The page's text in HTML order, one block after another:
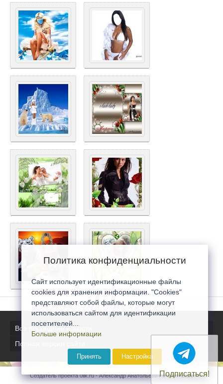
Все последние новости
Полная версия сайта
Создатель проекта 0lik.ru - Александр Анатольевич © 2007-2026
Подписаться!
Политика конфиденциальности
Сайт использует идентификационные файлы
cookies для хранения информации. "Cookies"
представляют собой файлы, которые могут
использоваться сайтом для идентификации
посетителей...
Больше информации
Принять Настройка